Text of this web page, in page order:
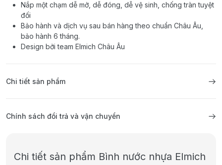
Nắp một chạm dễ mở, dễ đóng, dễ vệ sinh, chống tràn tuyệt
đối
Bảo hành và dịch vụ sau bán hàng theo chuẩn Châu Âu,
bảo hành 6 tháng.
Design bởi team Elmich Châu Âu
Chi tiết sản phẩm
Chính sách đổi trả và vận chuyển
Chi tiết sản phẩm Bình nước nhựa Elmich